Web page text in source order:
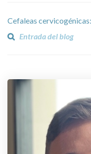
Cefaleas
Entrada del blog